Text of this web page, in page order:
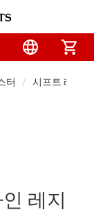
터 시프트 레지
레지